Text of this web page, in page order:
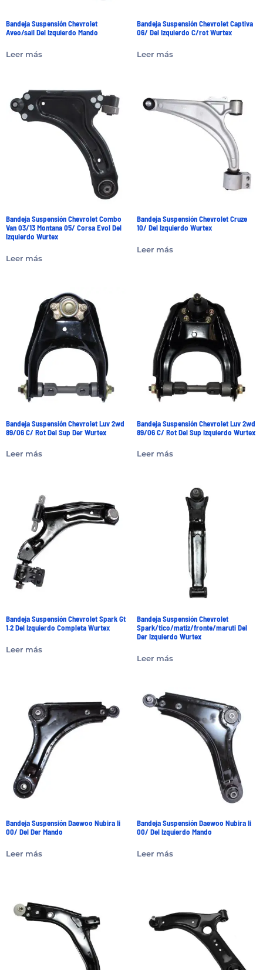
Bandeja Suspensión Chevrolet
Aveo/sail Del Izquierdo Mando
Leer más
Bandeja Suspensión Chevrolet Captiva
06/ Del Izquierdo C/rot Wurtex
Leer más
Bandeja Suspensión Chevrolet Combo
Van 03/13 Montana 05/ Corsa Evol Del
Izquierdo Wurtex
Leer más
Bandeja Suspensión Chevrolet Cruze
10/ Del Izquierdo Wurtex
Leer más
Bandeja Suspensión Chevrolet Luv 2wd
89/06 C/ Rot Del Sup Der Wurtex
Leer más
Bandeja Suspensión Chevrolet Luv 2wd
89/06 C/ Rot Del Sup Izquierdo Wurtex
Leer más
Bandeja Suspensión Chevrolet Spark Gt
1.2 Del Izquierdo Completa Wurtex
Leer más
Bandeja Suspensión Chevrolet
Spark/tico/matiz/fronte/maruti Del
Der Izquierdo Wurtex
Leer más
Bandeja Suspensión Daewoo Nubira Ii
00/ Del Der Mando
Leer más
Bandeja Suspensión Daewoo Nubira Ii
00/ Del Izquierdo Mando
Leer más